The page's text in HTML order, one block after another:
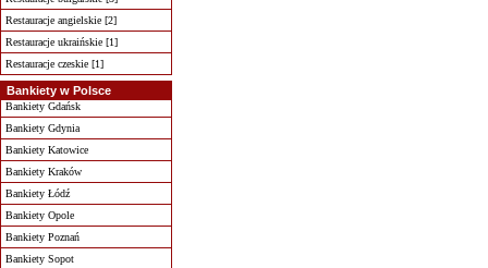
Restauracje angielskie [2]
Restauracje ukraińskie [1]
Restauracje czeskie [1]
Bankiety w Polsce
Bankiety Gdańsk
Bankiety Gdynia
Bankiety Katowice
Bankiety Kraków
Bankiety Łódź
Bankiety Opole
Bankiety Poznań
Bankiety Sopot